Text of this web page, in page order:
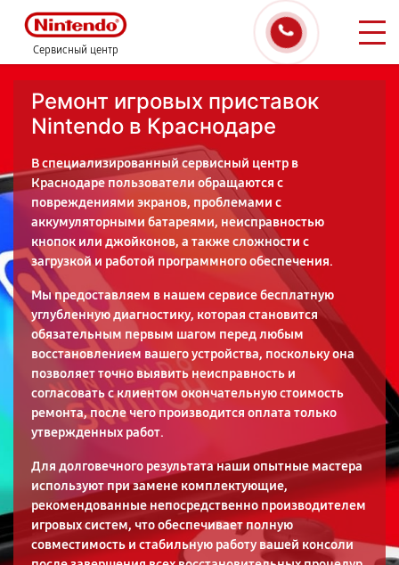
Сервисный центр
Ремонт игровых приставок
Nintendo в Краснодаре
В специализированный сервисный центр в
Краснодаре пользователи обращаются с
повреждениями экранов, проблемами с
аккумуляторными батареями, неисправностью
кнопок или джойконов, а также сложности с
загрузкой и работой программного обеспечения.
Мы предоставляем в нашем сервисе бесплатную
углубленную диагностику, которая становится
обязательным первым шагом перед любым
восстановлением вашего устройства, поскольку она
позволяет точно выявить неисправность и
согласовать с клиентом окончательную стоимость
ремонта, после чего производится оплата только
утвержденных работ.
Для долговечного результата наши опытные мастера
используют при замене комплектующие,
рекомендованные непосредственно производителем
игровых систем, что обеспечивает полную
совместимость и стабильную работу вашей консоли